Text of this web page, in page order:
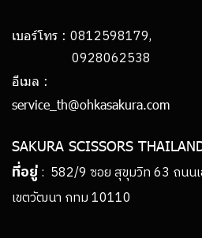
เบอร์โทร : 0812598179,
0928062538
อีเมล :
service_th@ohkasakura.com
SAKURA SCISSORS
ที่อยู่: 582/9 ซอย สุขุมวิท 63 ถนน
เขตวัฒนา กทม 10110